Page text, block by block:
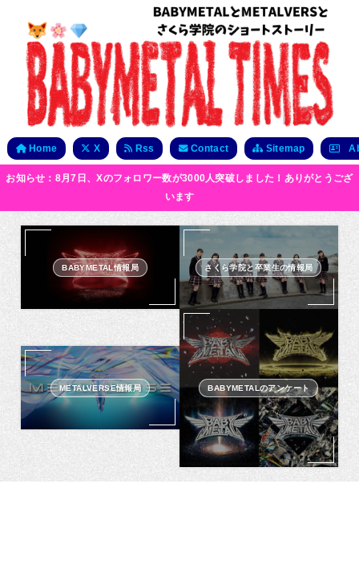
Home X Rss Contact Sitemap
お知らせ：8月7日、Xのフォロワー数が3000人突破しました！ありがとうござ
います
BABYMETAL情報局 さくら学院と卒業生の情報局
METALVERSE情報局 BABYMETALのアンケート